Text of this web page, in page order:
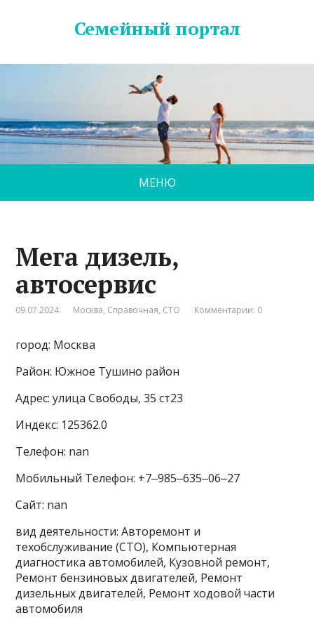
Семейный портал
МЕНЮ
Мега дизель,
автосервис
09.07.2024 Москва, Справочная, СТО Комментарии: 0
город: Москва
Район: Южное Тушино район
Адрес: улица Свободы, 35 ст23
Индекс: 125362.0
Телефон: nan
Мобильный Телефон: +7‒985‒635‒06‒27
Сайт: nan
вид деятельности: Авторемонт и
техобслуживание (СТО), Компьютерная
диагностика автомобилей, Кузовной ремонт,
Ремонт бензиновых двигателей, Ремонт
дизельных двигателей, Ремонт ходовой части
автомобиля